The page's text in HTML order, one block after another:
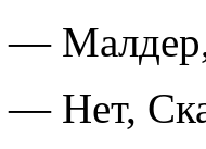
— Малдер,
— Нет,